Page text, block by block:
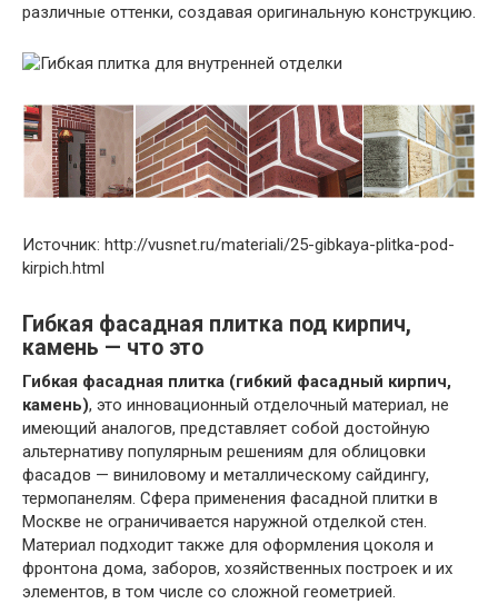
различные оттенки, создавая оригинальную конструкцию.
Источник: http://vusnet.ru/materiali/25-gibkaya-plitka-pod-
kirpich.html
Гибкая фасадная плитка под кирпич,
камень — что это
Гибкая фасадная плитка (гибкий фасадный кирпич,
камень), это инновационный отделочный материал, не
имеющий аналогов, представляет собой достойную
альтернативу популярным решениям для облицовки
фасадов — виниловому и металлическому сайдингу,
термопанелям. Сфера применения фасадной плитки в
Москве не ограничивается наружной отделкой стен.
Материал подходит также для оформления цоколя и
фронтона дома, заборов, хозяйственных построек и их
элементов, в том числе со сложной геометрией.